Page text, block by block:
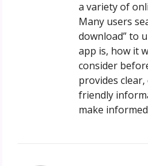
a variety of
Many users
download” to
app is, how it
consider
provides clear,
friendly
make